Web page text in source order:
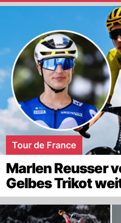
Tour de France
Marlen Reusser
Gelbes Trikot